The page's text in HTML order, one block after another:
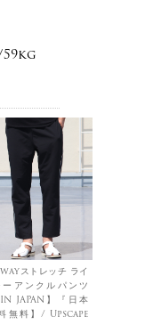
59kg
ストレッチ ライ
アンクルパンツ
JAPAN】『日本
無料】/ Upscape